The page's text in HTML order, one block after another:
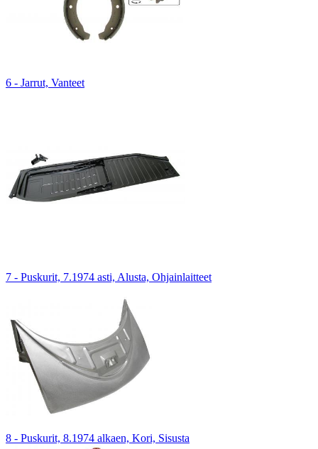
6 - Jarrut, Vanteet
7 - Puskurit, 7.1974 asti, Alusta, Ohjainlaitteet
8 - Puskurit, 8.1974 alkaen, Kori, Sisusta